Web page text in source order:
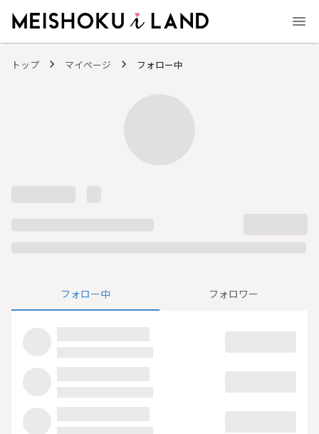
トップ マイページ フォロー中
フォロー中 フォロワー